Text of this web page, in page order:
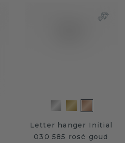
Letter hanger Initial
030 585 rosé goud